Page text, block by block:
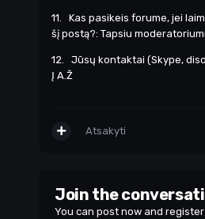
11. Kas pasikeis forume, jei
šį postą?: Tapsiu
12. Jūsų kontaktai (Skype,
Į A.Ž
Atsakyti
Join the
You can post now and